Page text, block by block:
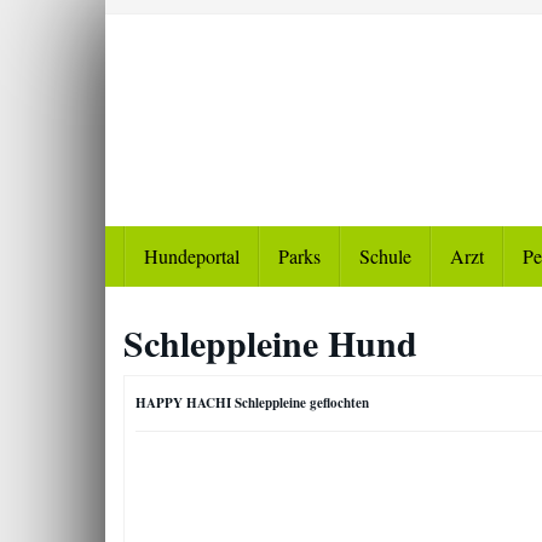
Hundeportal Parks Schule Arzt
Schleppleine Hund
HAPPY HACHI Schleppleine geflochten